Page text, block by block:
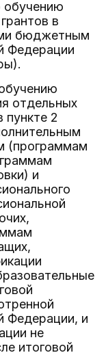
обучению
в
бюджетным
Федерации
отдельных
пункте 2
(программам
и
Федерации, и
не
итоговой